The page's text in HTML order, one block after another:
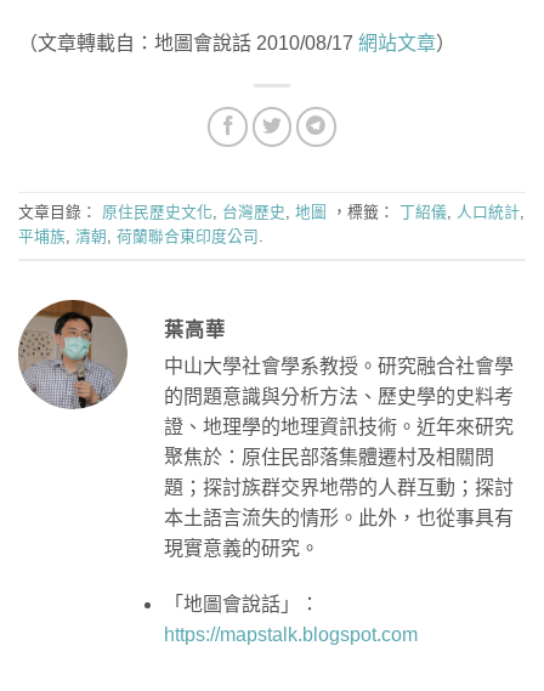
（文章轉載自：地圖會說話 2010/08/17 網站文章）
文章目錄： 原住民歷史文化, 台灣歷史, 地圖 ，標籤： 丁紹儀, 人口統計,
平埔族, 清朝 , 荷蘭聯合東印度公司 .
葉高華
中山大學社會學系教授。研究融合社會學
的問題意識與分析方法、歷史學的史料考
證、地理學的地理資訊技術。近年來研究
聚焦於：原住民部落集體遷村及相關問
題；探討族群交界地帶的人群互動；探討
本土語言流失的情形。此外，也從事具有
現實意義的研究。
「地圖會說話」：
https://mapstalk.blogspot.com